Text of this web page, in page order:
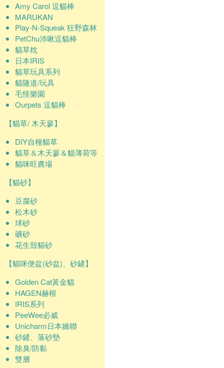
Amy Carol 逗貓棒
MARUKAN
Play-N-Squeak 狂野森林
PetChu沛啾逗貓棒
貓草枕
日本IRIS
貓草玩具系列
貓隧道/玩具
毛怪樂園
Ourpets 逗貓棒
【貓草/ 木天蓼】
DIY自種貓草
貓草＆木天蓼＆貓薄荷等
貓咪旺農場
【貓砂】
豆腐砂
松木砂
球砂
礦砂
花生殼貓砂
【貓咪便盆(砂盆)、砂鏟】
Golden Cat黃金貓
HAGEN赫根
IRIS系列
PeeWee必威
Unicharm日本嬌聯
砂鏟、落砂墊
除臭/防黏
雙層